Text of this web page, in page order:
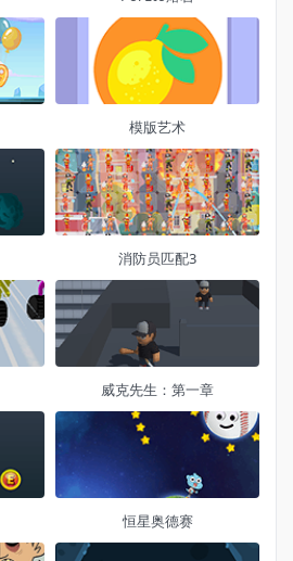
模版艺术
消防员匹配3
威克先生：第一章
恒星奥德赛